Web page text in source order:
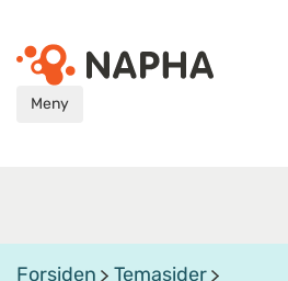
Meny
Forsiden
Temasider